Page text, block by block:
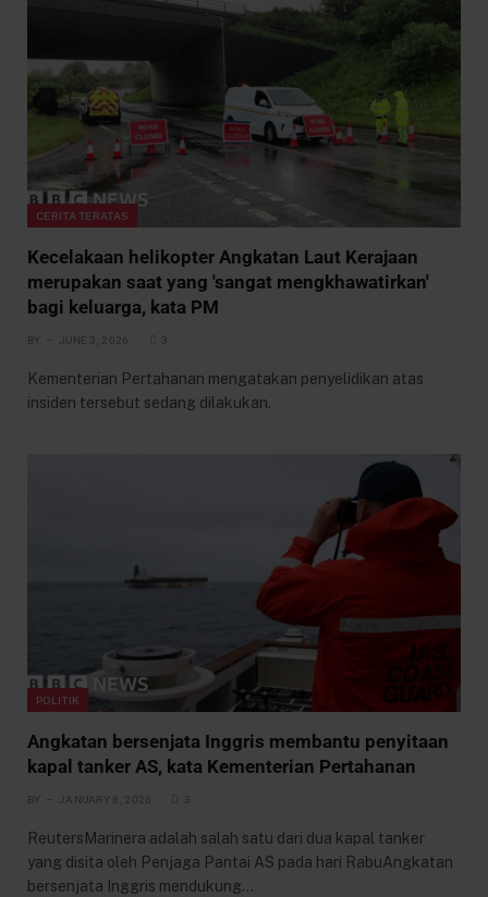
CERITA TERATAS
Kecelakaan helikopter Angkatan Laut Kerajaan
merupakan saat yang 'sangat mengkhawatirkan'
bagi keluarga, kata PM
BY JUNE 3, 2026 3
Kementerian Pertahanan mengatakan penyelidikan atas
insiden tersebut sedang dilakukan.
POLITIK
Angkatan bersenjata Inggris membantu penyitaan
kapal tanker AS, kata Kementerian Pertahanan
BY JANUARY 8, 2026 3
ReutersMarinera adalah salah satu dari dua kapal tanker
yang disita oleh Penjaga Pantai AS pada hari RabuAngkatan
bersenjata Inggris mendukung…